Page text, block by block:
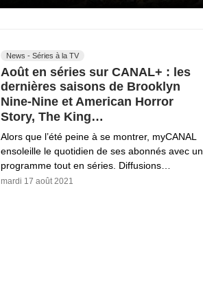
News - Séries à la TV
Août en séries sur CANAL+ : les
dernières saisons de Brooklyn
Nine-Nine et American Horror
Story, The King…
Alors que l’été peine à se montrer, myCANAL
ensoleille le quotidien de ses abonnés avec un
programme tout en séries. Diffusions…
mardi 17 août 2021